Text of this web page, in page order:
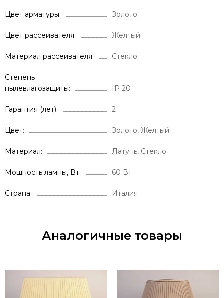
Цвет арматуры Золото
Цвет рассеивателя Желтый
Материал рассеивателя Стекло
Степень
пылевлагозащиты
IP 20
Гарантия (лет) 2
Цвет Золото, Желтый
Материал Латунь, Стекло
Мощность лампы, Вт 60 Вт
Страна Италия
Аналогичные товары